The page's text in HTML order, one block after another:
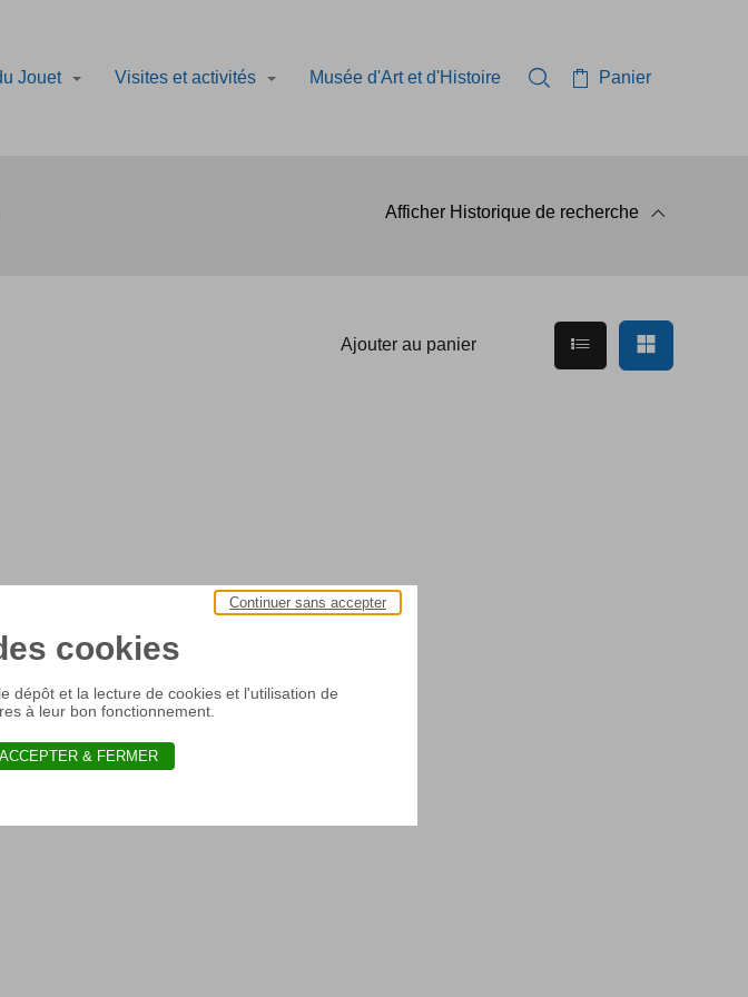
Jouet Visites et activités Musée d'Art et d'Histoire Rechercher dans la
Panier
les informations d'aide à la recherche AfficherHistorique de recherche
Ajouter au panier Afficher en mode
cookies
dépôt et la lecture de cookies et l'utilisation de
à leur bon fonctionnement.
Continuer sans accepter
ACCEPTER & FERMER